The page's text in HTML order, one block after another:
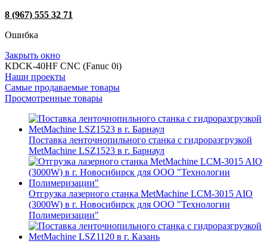
8 (967) 555 32 71
Ошибка
Закрыть окно
KDCK-40HF CNC (Fanuc 0i)
Наши проекты
Самые продаваемые товары
Просмотренные товары
Поставка ленточнопильного станка c гидроразгрузкой
MetMachine LSZ1523 в г. Барнаул
Отгрузка лазерного станка MetMachine LCM-3015 AIO
(3000W) в г. Новосибирск для ООО "Технологии
Полимеризации"